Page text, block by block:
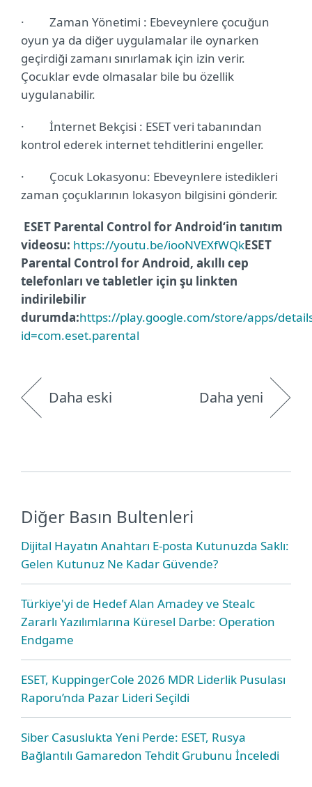
·
Zaman Yönetimi : Ebeveynlere çocuğun
oyun ya da diğer uygulamalar ile oynarken
geçirdiği zamanı sınırlamak için izin verir.
Çocuklar evde olmasalar bile bu özellik
uygulanabilir.
·
İnternet Bekçisi : ESET veri tabanından
kontrol ederek internet tehditlerini engeller.
·
Çocuk Lokasyonu: Ebeveynlere istedikleri
zaman çoçuklarının lokasyon bilgisini gönderir.
ESET Parental Control for Android‘in tanıtım
videosu: https://youtu.be/iooNVEXfWQkESET
Parental Control for Android, akıllı cep
telefonları ve tabletler için şu linkten
indirilebilir
durumda:https://play.google.com/store/apps/
id=com.eset.parental
Daha eski Daha yeni
Diğer Basın Bultenleri
Dijital Hayatın Anahtarı E-posta Kutunuzda Saklı:
Gelen Kutunuz Ne Kadar Güvende?
Türkiye'yi de Hedef Alan Amadey ve Stealc
Zararlı Yazılımlarına Küresel Darbe: Operation
Endgame
ESET, KuppingerCole 2026 MDR Liderlik Pusulası
Raporu’nda Pazar Lideri Seçildi
Siber Casuslukta Yeni Perde: ESET, Rusya
Bağlantılı Gamaredon Tehdit Grubunu İnceledi